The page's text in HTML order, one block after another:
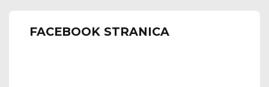
FACEBOOK STRANICA